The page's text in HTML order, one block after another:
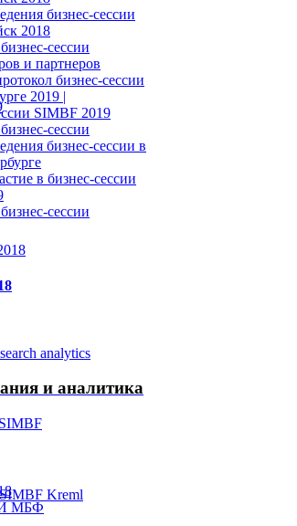
бизнес-сессии
2018
сессии
и партнеров
бизнес-сессии
2019 |
SIMBF 2019
сессии
бизнес-сессии в
в бизнес-сессии
сессии
МБФ
и аналитика